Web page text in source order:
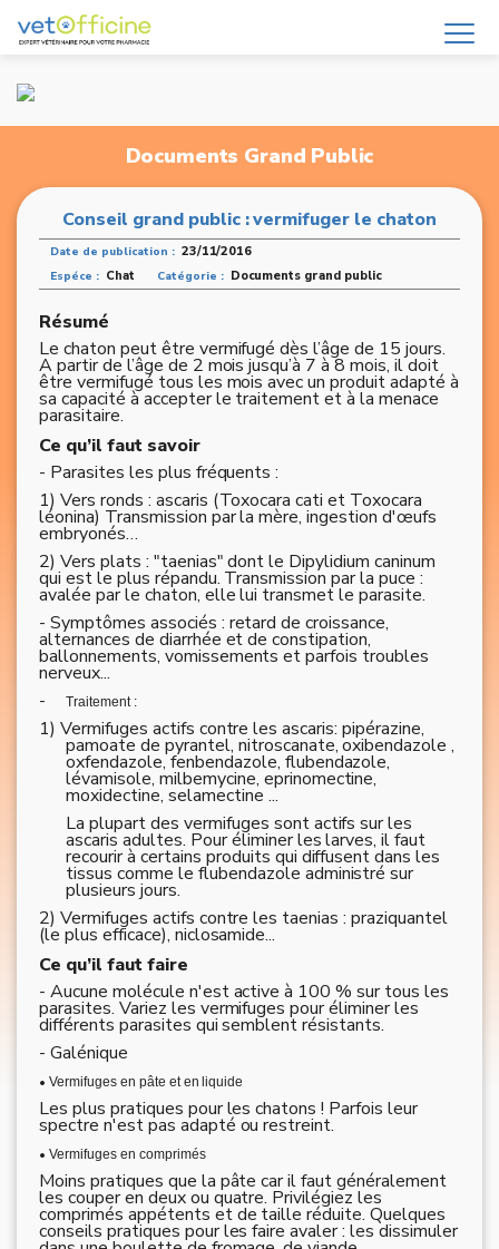
Documents Grand Public
Conseil grand public : vermifuger le chaton
Date de publication : 23/11/2016
Espéce : Chat Catégorie : Documents grand public
Résumé
Le chaton peut être vermifugé dès l’âge de 15 jours.
A partir de l’âge de 2 mois jusqu’à 7 à 8 mois, il doit
être vermifugé tous les mois avec un produit adapté à
sa capacité à accepter le traitement et à la menace
parasitaire.
Ce qu’il faut savoir
- Parasites les plus fréquents :
1) Vers ronds : ascaris (Toxocara cati et Toxocara
léonina) Transmission par la mère, ingestion d'œufs
embryonés…
2) Vers plats : "taenias" dont le Dipylidium caninum
qui est le plus répandu. Transmission par la puce :
avalée par le chaton, elle lui transmet le parasite.
- Symptômes associés : retard de croissance,
alternances de diarrhée et de constipation,
ballonnements, vomissements et parfois troubles
nerveux...
-
Traitement :
1) Vermifuges actifs contre les ascaris: pipérazine,
pamoate de pyrantel, nitroscanate, oxibendazole ,
oxfendazole, fenbendazole, flubendazole,
lévamisole, milbemycine, eprinomectine,
moxidectine, selamectine ...
La plupart des vermifuges sont actifs sur les
ascaris adultes. Pour éliminer les larves, il faut
recourir à certains produits qui diffusent dans les
tissus comme le flubendazole administré sur
plusieurs jours.
2) Vermifuges actifs contre les taenias : praziquantel
(le plus efficace), niclosamide...
Ce qu’il faut faire
- Aucune molécule n'est active à 100 % sur tous les
parasites. Variez les vermifuges pour éliminer les
différents parasites qui semblent résistants.
- Galénique
• Vermifuges en pâte et en liquide
Les plus pratiques pour les chatons ! Parfois leur
spectre n'est pas adapté ou restreint.
• Vermifuges en comprimés
Moins pratiques que la pâte car il faut généralement
les couper en deux ou quatre. Privilégiez les
comprimés appétents et de taille réduite. Quelques
conseils pratiques pour les faire avaler : les dissimuler